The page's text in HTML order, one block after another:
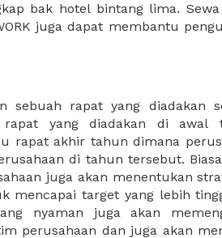
bak hotel bintang lima.
juga dapat membantu
sebuah rapat yang diadakan
yang diadakan di awal
rapat akhir tahun dimana
di tahun tersebut.
juga akan menentukan
mencapai target yang lebih
nyaman juga akan
perusahaan dan juga akan
produktif. Selain itu
dan bergizi untuk peserta
kerja tahunan maupun
waktu yang cukup panjang.
teman yang baik selama